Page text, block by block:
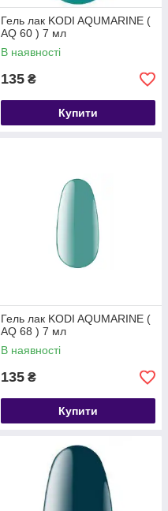
Гель лак KODI AQUMARINE (
AQ 60 ) 7 мл
В наявності
135 ₴
Купити
Гель лак KODI AQUMARINE (
AQ 68 ) 7 мл
В наявності
135 ₴
Купити